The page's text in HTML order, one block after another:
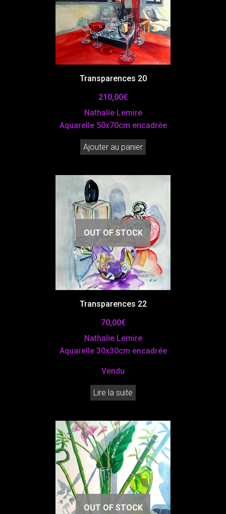
Transparences 20
210,00€
Nathalie Lemire
Aquarelle 50x70cm encadrée
Ajouter au panier
OUT OF STOCK
Transparences 22
70,00€
Nathalie Lemire
Aquarelle 30x30cm encadrée
Vendu
Lire la suite
OUT OF STOCK